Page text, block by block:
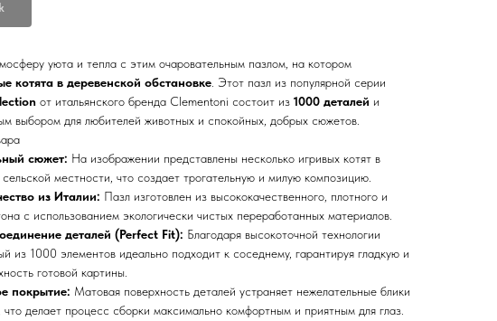
уюта и тепла с этим очаровательным пазлом, на котором
котята в деревенской обстановке. Этот пазл из популярной серии
от итальянского бренда Clementoni состоит из 1000 деталей и
выбором для любителей животных и спокойных, добрых сюжетов.
сюжет: На изображении представлены несколько игривых котят в
местности, что создает трогательную и милую композицию.
из Италии: Пазл изготовлен из высококачественного, плотного и
с использованием экологически чистых переработанных материалов.
деталей (Perfect Fit): Благодаря высокоточной технологии
из 1000 элементов идеально подходит к соседнему, гарантируя гладкую и
готовой картины.
покрытие: Матовая поверхность деталей устраняет нежелательные блики
делает процесс сборки максимально комфортным и приятным для глаз.